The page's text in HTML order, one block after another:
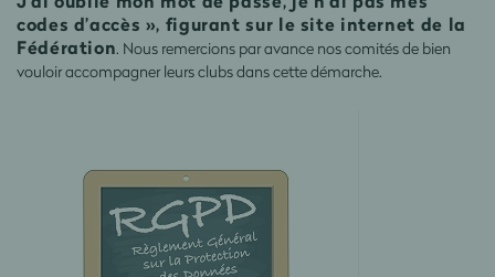
codes d’accès », figurant sur le site internet de la
Fédération. Nous remercions par avance nos comités de bien
vouloir accompagner leurs clubs dans cette démarche.